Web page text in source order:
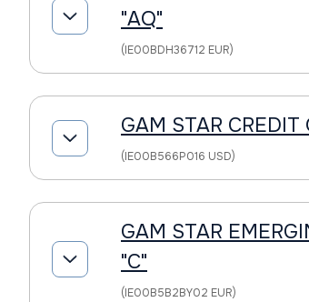
"AQ"
(IE00BDH36712 EUR)
GAM STAR
(IE00B566P016 USD)
GAM STAR
"C"
(IE00B5B2BY02 EUR)